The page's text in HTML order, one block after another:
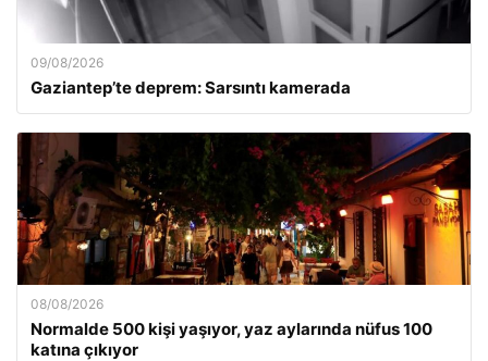
09/08/2026
Gaziantep’te deprem: Sarsıntı kamerada
08/08/2026
Normalde 500 kişi yaşıyor, yaz aylarında nüfus 100
katına çıkıyor